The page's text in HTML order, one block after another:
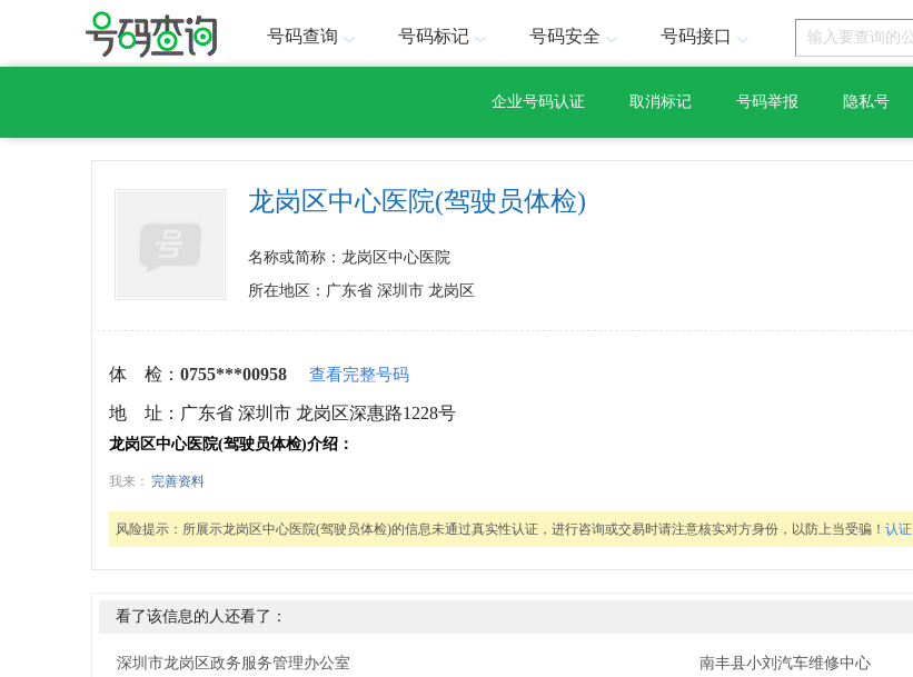
号码查询 号码标记 号码安全 号码接口
企业号码认证 取消标记 号码举报 隐私号
龙岗区中心医院(驾驶员体检)
名称或简称：龙岗区中心医院
所在地区：广东省 深圳市 龙岗区
体 检： 0755***00958 查看完整号码
地 址： 广东省 深圳市 龙岗区深惠路1228号
龙岗区中心医院(驾驶员体检)介绍：
我来： 完善资料
风险提示： 所展示龙岗区中心医院(驾驶员体检)的信息未通过真实性认证，进行咨询或交易时请注意核实对方身份，以防上当受骗！ 认证
看了该信息的人还看了：
深圳市龙岗区政务服务管理办公室 南丰县小刘汽车维修中心